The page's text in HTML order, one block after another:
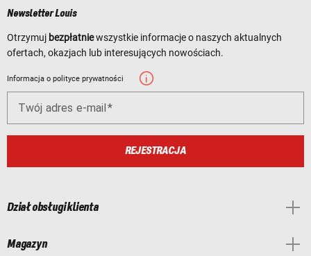
Newsletter Louis
Otrzymuj bezpłatniewszystkie informacje o naszych aktualnych
ofertach, okazjach lub interesujących nowościach.
Informacja o polityce prywatności
Twój adres e-mail
REJESTRACJA
Dział obsługi klienta
Magazyn